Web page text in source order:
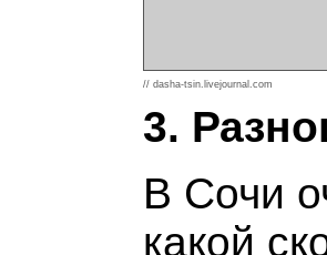
// dasha-tsin.livejournal.com
3.
В Сочи
какой